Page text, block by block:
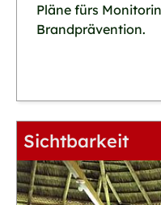
Pläne fürs
Brandprävention.
Sichtbarkeit